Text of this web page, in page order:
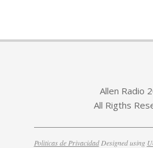
Allen Radio
All Rigths
Politicas de PrivacidadDesigned using